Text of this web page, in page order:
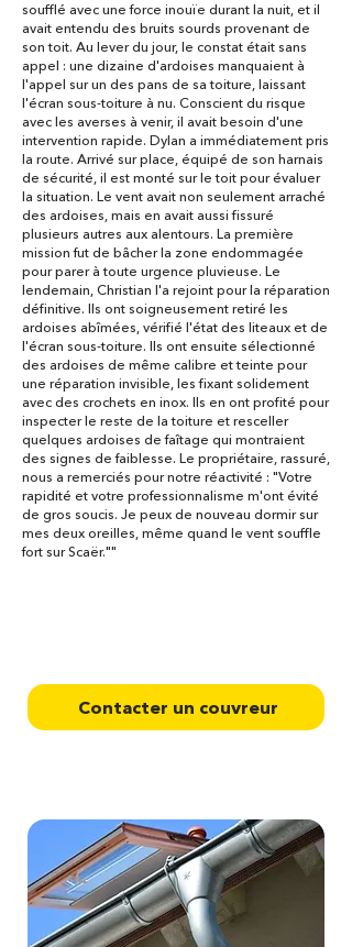
soufflé avec une force inouïe durant la nuit, et il
avait entendu des bruits sourds provenant de
son toit. Au lever du jour, le constat était sans
appel : une dizaine d'ardoises manquaient à
l'appel sur un des pans de sa toiture, laissant
l'écran sous-toiture à nu. Conscient du risque
avec les averses à venir, il avait besoin d'une
intervention rapide. Dylan a immédiatement pris
la route. Arrivé sur place, équipé de son harnais
de sécurité, il est monté sur le toit pour évaluer
la situation. Le vent avait non seulement arraché
des ardoises, mais en avait aussi fissuré
plusieurs autres aux alentours. La première
mission fut de bâcher la zone endommagée
pour parer à toute urgence pluvieuse. Le
lendemain, Christian l'a rejoint pour la réparation
définitive. Ils ont soigneusement retiré les
ardoises abîmées, vérifié l'état des liteaux et de
l'écran sous-toiture. Ils ont ensuite sélectionné
des ardoises de même calibre et teinte pour
une réparation invisible, les fixant solidement
avec des crochets en inox. Ils en ont profité pour
inspecter le reste de la toiture et resceller
quelques ardoises de faîtage qui montraient
des signes de faiblesse. Le propriétaire, rassuré,
nous a remerciés pour notre réactivité : "Votre
rapidité et votre professionnalisme m'ont évité
de gros soucis. Je peux de nouveau dormir sur
mes deux oreilles, même quand le vent souffle
fort sur Scaër.""
Contacter un couvreur